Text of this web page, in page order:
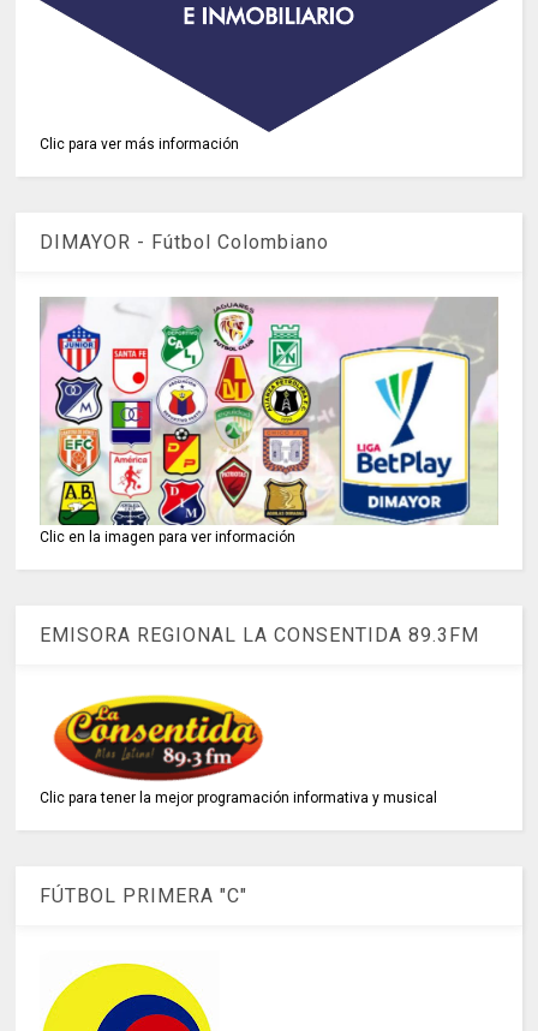
Clic para ver más información
DIMAYOR - Fútbol Colombiano
Clic en la imagen para ver información
EMISORA REGIONAL LA CONSENTIDA 89.3FM
Clic para tener la mejor programación informativa y musical
FÚTBOL PRIMERA "C"